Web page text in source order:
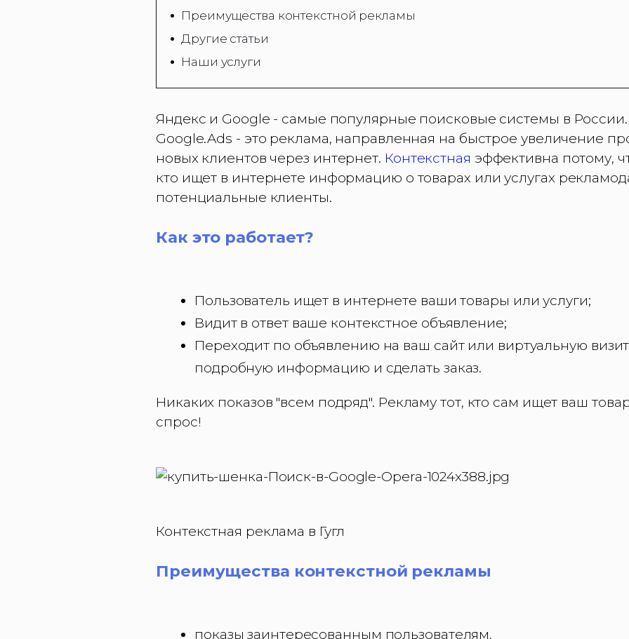
Преимущества контекстной рекламы
Другие статьи
Наши услуги
Яндекс и Google - самые популярные поисковые системы в
Google.Ads - это реклама, направленная на быстрое увеличение
новых клиентов через интернет. Контекстная эффективна потому,
кто ищет в интернете информацию о товарах или услугах
потенциальные клиенты.
Как это работает?
Пользователь ищет в интернете ваши товары или услуги;
Видит в ответ ваше контекстное объявление;
Переходит по объявлению на ваш сайт или виртуальную
подробную информацию и сделать заказ.
Никаких показов "всем подряд". Рекламу тот, кто сам ищет ваш
спрос!
Контекстная реклама в Гугл
Преимущества контекстной рекламы
показы заинтересованным пользователям,